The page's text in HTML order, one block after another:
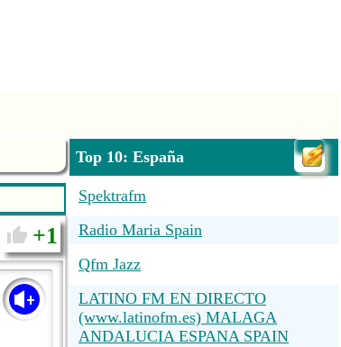
1
Top 10: España
Spektrafm
Radio Maria Spain
Qfm Jazz
LATINO FM EN DIRECTO
(www.latinofm.es) MALAGA
ANDALUCIA ESPANA SPAIN